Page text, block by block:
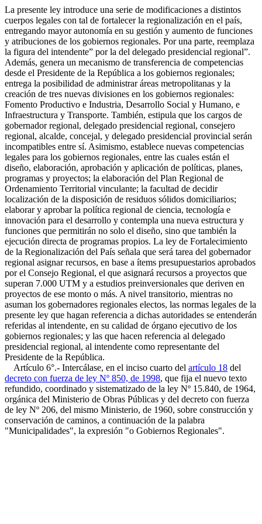
La presente ley introduce una serie de modificaciones a distintos
cuerpos legales con tal de fortalecer la regionalización en el país,
entregando mayor autonomía en su gestión y aumento de funciones
y atribuciones de los gobiernos regionales. Por una parte, reemplaza
la figura del intendente” por la del delegado presidencial regional”.
Además, genera un mecanismo de transferencia de competencias
desde el Presidente de la República a los gobiernos regionales;
entrega la posibilidad de administrar áreas metropolitanas y la
creación de tres nuevas divisiones en los gobiernos regionales:
Fomento Productivo e Industria, Desarrollo Social y Humano, e
Infraestructura y Transporte. También, estipula que los cargos de
gobernador regional, delegado presidencial regional, consejero
regional, alcalde, concejal, y delegado presidencial provincial serán
incompatibles entre sí. Asimismo, establece nuevas competencias
legales para los gobiernos regionales, entre las cuales están el
diseño, elaboración, aprobación y aplicación de políticas, planes,
programas y proyectos; la elaboración del Plan Regional de
Ordenamiento Territorial vinculante; la facultad de decidir
localización de la disposición de residuos sólidos domiciliarios;
elaborar y aprobar la política regional de ciencia, tecnología e
innovación para el desarrollo y contempla una nueva estructura y
funciones que permitirán no solo el diseño, sino que también la
ejecución directa de programas propios. La ley de Fortalecimiento
de la Regionalización del País señala que será tarea del gobernador
regional asignar recursos, en base a ítems presupuestarios aprobados
por el Consejo Regional, el que asignará recursos a proyectos que
superan 7.000 UTM y a estudios preinversionales que deriven en
proyectos de ese monto o más. A nivel transitorio, mientras no
asuman los gobernadores regionales electos, las normas legales de la
presente ley que hagan referencia a dichas autoridades se entenderán
referidas al intendente, en su calidad de órgano ejecutivo de los
gobiernos regionales; y las que hacen referencia al delegado
presidencial regional, al intendente como representante del
Presidente de la República.
Artículo 6°.- Intercálase, en el inciso cuarto del artículo 18 del
decreto con fuerza de ley Nº 850, de 1998, que fija el nuevo texto
refundido, coordinado y sistematizado de la ley Nº 15.840, de 1964,
orgánica del Ministerio de Obras Públicas y del decreto con fuerza
de ley Nº 206, del mismo Ministerio, de 1960, sobre construcción y
conservación de caminos, a continuación de la palabra
"Municipalidades", la expresión "o Gobiernos Regionales".